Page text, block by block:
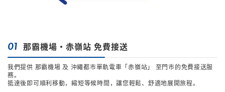
01 那霸機場・赤嶺站 免費接送
我們提供 那霸機場 及 沖繩都市單軌電車「赤嶺站」 至門市的免費接送服
務。
抵達後即可順利移動，縮短等候時間，讓您輕鬆、舒適地展開旅程。